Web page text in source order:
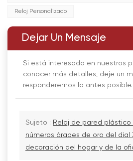
Reloj Personalizado
Dejar Un Mensaje
Si está interesado en nuestros
conocer más detalles, deje un
responderemos lo antes posible.
Sujeto : Reloj de pared plástico
números árabes de oro del dial
decoración del hogar y de la